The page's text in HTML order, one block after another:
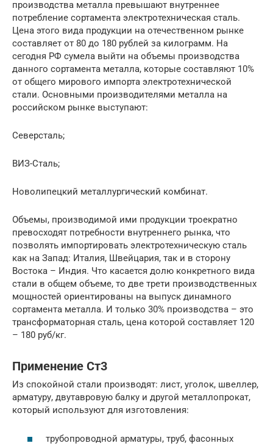
производства металла превышают внутреннее
потребление сортамента электротехническая сталь.
Цена этого вида продукции на отечественном рынке
составляет от 80 до 180 рублей за килограмм. На
сегодня РФ сумела выйти на объемы производства
данного сортамента металла, которые составляют 10%
от общего мирового импорта электротехнической
стали. Основными производителями металла на
российском рынке выступают:
Северсталь;
ВИЗ-Сталь;
Новолипецкий металлургический комбинат.
Объемы, производимой ими продукции троекратно
превосходят потребности внутреннего рынка, что
позволять импортировать электротехническую сталь
как на Запад: Италия, Швейцария, так и в сторону
Востока – Индия. Что касается долю конкретного вида
стали в общем объеме, то две трети производственных
мощностей ориентированы на выпуск динамного
сортамента металла. И только 30% производства – это
трансформаторная сталь, цена которой составляет 120
– 180 руб/кг.
Применение Ст3
Из спокойной стали производят: лист, уголок, швеллер,
арматуру, двутавровую балку и другой металлопрокат,
который используют для изготовления:
трубопроводной арматуры, труб, фасонных